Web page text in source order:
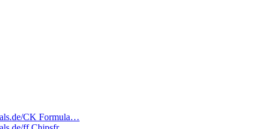
CK Formula…